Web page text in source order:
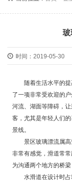
玻
时间：2019-05-30
随着生活水平的提
了一项非常受欢迎的
河流、湖面等障碍，
客，尤其是年轻人们
景线。
景区玻璃漂流属高
非常有感觉，滑道常
为沟通两个地方的桥
水滑道在设计时占